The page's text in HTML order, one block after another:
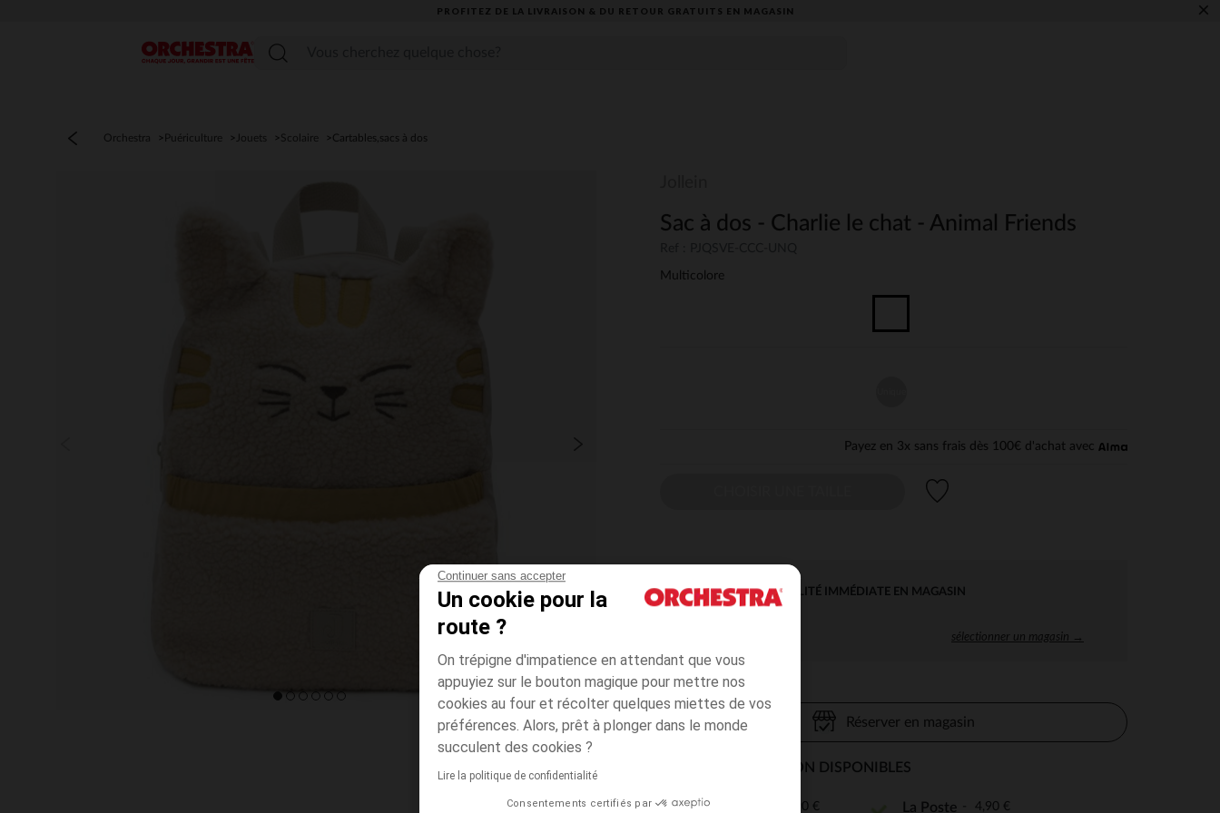
Continuer sans accepter
Un cookie pour la
route ?
On trépigne d'impatience en attendant que vous
appuyiez sur le bouton magique pour mettre nos
cookies au four et récolter quelques miettes de vos
préférences. Alors, prêt à plonger dans le monde
succulent des cookies ?
Lire la politique de confidentialité
Consentements certifiés par
PROFITEZ DE LA LIVRAISON & DU RETOUR GRATUITS EN MAGASIN​ ×
Menu
Orchestra Puériculture Jouets Scolaire Cartables,sacs à dos
Sac à dos - Charlie le chat - Animal Friends
Multicolore
Payez en 3x sans frais dès 100€ d'achat avec
DISPONIBILITÉ IMMÉDIATE EN MAGASIN
sélectionner un magasin →
Réserver en magasin
MODES DE LIVRAISON DISPONIBLES
Point Relais 4,90 € La Poste 4,90 €